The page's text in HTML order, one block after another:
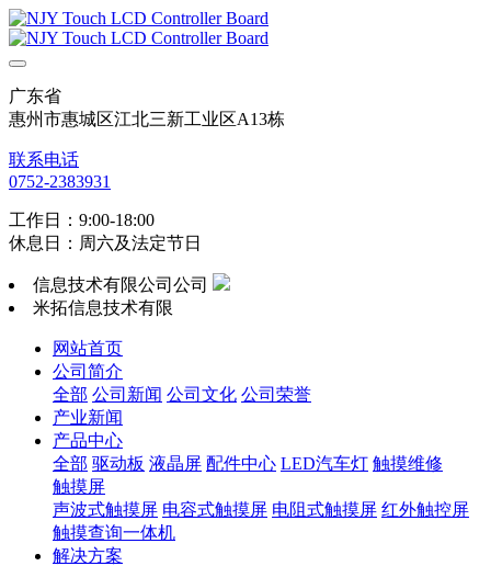
广东省
惠州市惠城区江北三新工业区A13栋
联系电话
0752-2383931
工作日：9:00-18:00
休息日：周六及法定节日
信息技术有限公司公司
米拓信息技术有限
网站首页
公司简介
全部 公司新闻 公司文化 公司荣誉
产业新闻
产品中心
全部 驱动板 液晶屏 配件中心 LED汽车灯 触摸维修
触摸屏
声波式触摸屏 电容式触摸屏 电阻式触摸屏 红外触控屏
触摸查询一体机
解决方案